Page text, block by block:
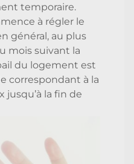
temporaire.
à régler le
général, au plus
mois suivant la
du logement est
correspondant à la
jusqu’à la fin de